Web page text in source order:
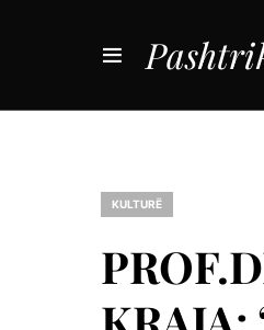
KULTURË